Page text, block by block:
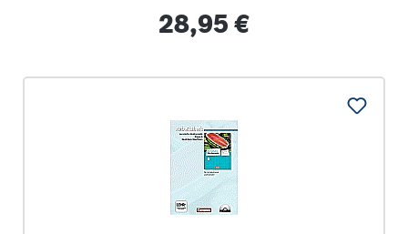
Regulärer Preis:
28,95 €